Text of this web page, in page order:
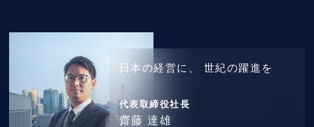
日本の経営に、 世紀の躍進を
代表取締役社長
齋藤 達雄